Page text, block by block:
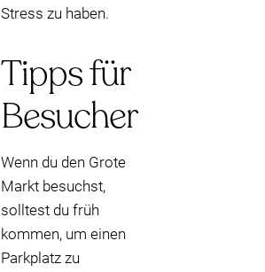
Stress zu haben.
Tipps für
Besucher
Wenn du den Grote
Markt besuchst,
solltest du früh
kommen, um einen
Parkplatz zu